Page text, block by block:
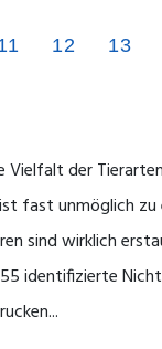
12 13
Vielfalt der
fast unmöglich zu
sind wirklich
identifizierte